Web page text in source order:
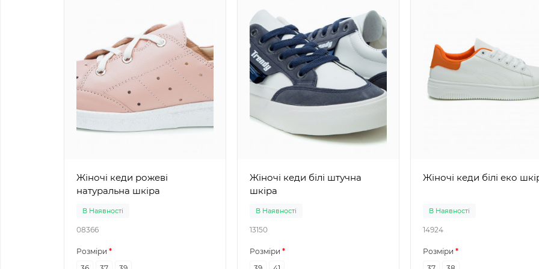
Жіночі кеди рожеві
натуральна шкіра
В Наявності
08366
Розміри
Жіночі кеди білі штучна
шкіра
В Наявності
13150
Розміри
Жіночі кеди білі еко
В Наявності
14924
Розміри